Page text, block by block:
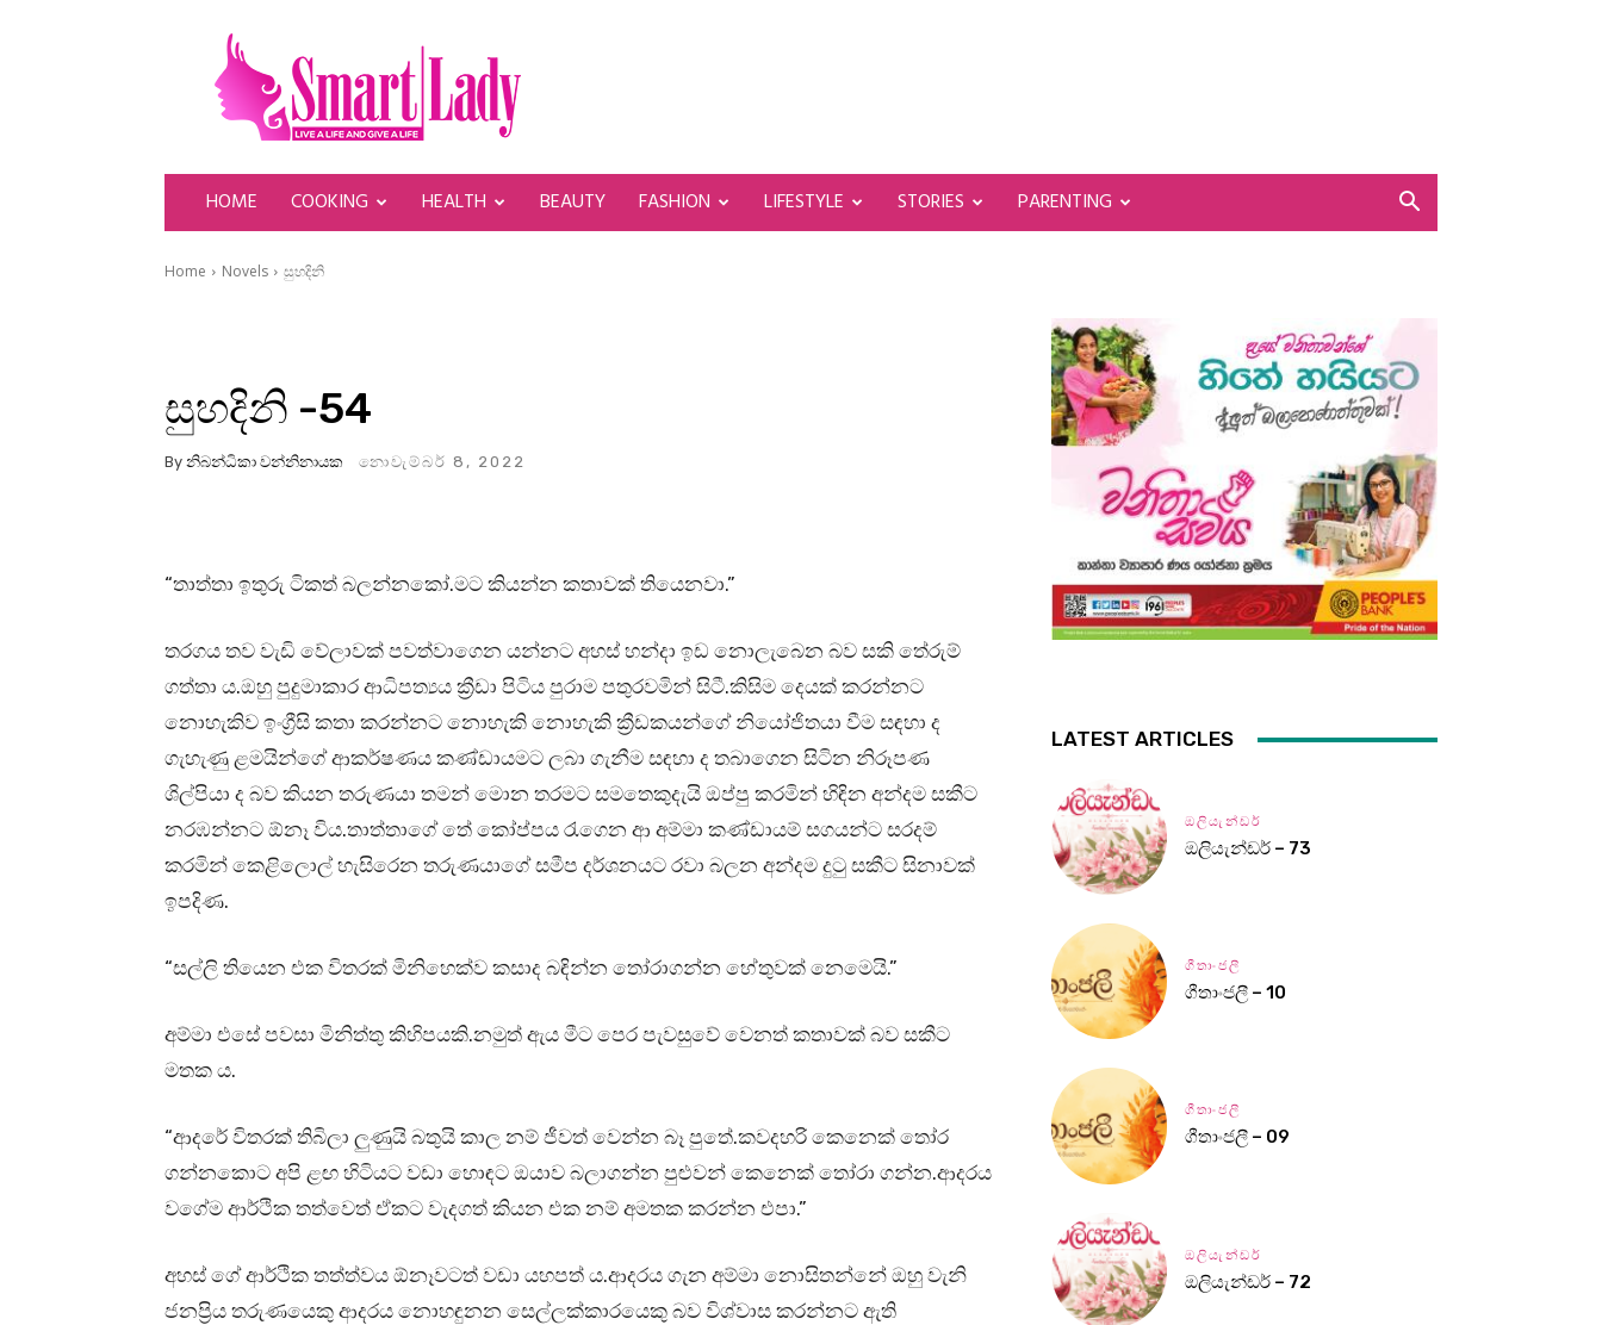
SmartLady
HOME COOKING HEALTH BEAUTY FASHION LIFESTYLE STORIES PARENTING
Home Novels සුහදිනි
සුහදිනි -54
By නිබන්ධිකා වන්නිනායක නොවැම්බර් 8, 2022
“තාත්තා ඉතුරු ටිකත් බලන්නකෝ.මට කියන්න කතාවක් තියෙනවා.”
තරගය තව වැඩි වේලාවක් පවත්වාගෙන යන්නට අහස් හන්දා ඉඩ නොලැබෙන බව සකි තේරුම්
ගත්තා ය.ඔහු පුදුමාකාර ආධිපත්‍යය ක්‍රීඩා පිටිය පුරාම පතුරවමින් සිටී.කිසිම දෙයක් කරන්නට
නොහැකිව ඉංග්‍රීසි කතා කරන්නට නොහැකි නොහැකි ක්‍රීඩකයන්ගේ නියෝජිතයා වීම සඳහා ද
ගැහැණු ළමයින්ගේ ආකර්ෂණය කණ්ඩායමට ලබා ගැනීම සඳහා ද තබාගෙන සිටින නිරූපණ
ශිල්පියා ද බව කියන තරුණයා තමන් මොන තරමට සමතෙකුදැයි ඔප්පු කරමින් හිඳින අන්දම සකීට
නරඹන්නට ඕනෑ විය.තාත්තාගේ තේ කෝප්පය රැගෙන ආ අම්මා කණ්ඩායම් සගයන්ට සරදම්
කරමින් කෙළිලොල් හැසිරෙන තරුණයාගේ සමීප දර්ශනයට රවා බලන අන්දම දුටු සකීට සිනාවක්
ඉපදිණ.
“සල්ලි තියෙන එක විතරක් මිනිහෙක්ව කසාද බඳින්න තෝරාගන්න හේතුවක් නෙමෙයි.”
අම්මා එසේ පවසා මිනිත්තු කිහිපයකි.නමුත් ඇය මීට පෙර පැවසුවේ වෙනත් කතාවක් බව සකීට
මතක ය.
“ආදරේ විතරක් තිබිලා ලුණුයි බතුයි කාල නම් ජීවත් වෙන්න බෑ පුතේ.කවදහරි කෙනෙක් තෝර
ගන්නකොට අපි ළඟ හිටියට වඩා හොඳට ඔයාව බලාගන්න පුළුවන් කෙනෙක් තෝරා ගන්න.ආදරය
වගේම ආර්ථික තත්වෙත් ඒකට වැදගත් කියන එක නම් අමතක කරන්න එපා.”
අහස් ගේ ආර්ථික තත්ත්වය ඕනෑවටත් වඩා යහපත් ය.ආදරය ගැන අම්මා නොසිතන්නේ ඔහු වැනි
ජනප්‍රිය තරුණයෙකු ආදරය නොහඳුනන සෙල්ලක්කාරයෙකු බව විශ්වාස කරන්නට ඇති
LATEST ARTICLES
ඔලියැන්ඩර්
ඔලියැන්ඩර් – 73
ගීතාංජලී
ගීතාංජලී – 10
ගීතාංජලී
ගීතාංජලී – 09
ඔලියැන්ඩර්
ඔලියැන්ඩර් – 72